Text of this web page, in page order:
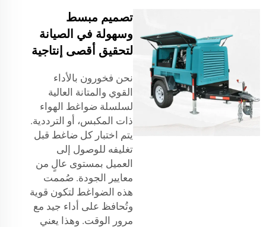
تصميم مبسط
وسهولة في الصيانة
لتحقيق أقصى إنتاجية
نحن فخورون بالأداء
القوي والمتانة العالية
لسلسلة ضواغط الهواء
ذات المكبس، أو الترددية.
يتم اختبار كل ضاغط قبل
تغليفه للوصول إلى
العميل بمستوى عالٍ من
معايير الجودة. صُممت
هذه الضواغط لتكون قوية
وتُحافظ على أداء جيد مع
مرور الوقت. وهذا يعني